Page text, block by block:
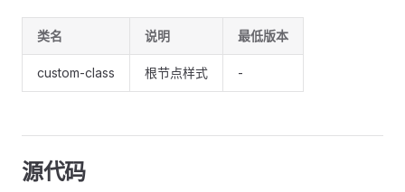
类名 说明 最低版本
custom-class 根节点样式 -
源代码